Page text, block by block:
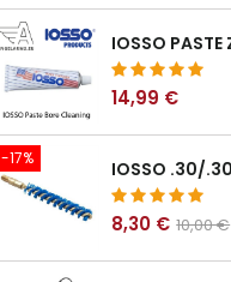
14,99 €
-17%
8,30 € 10,00 €